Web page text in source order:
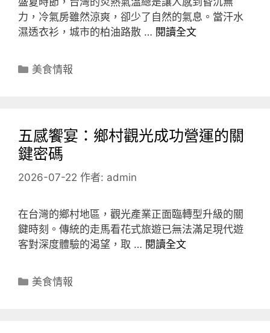
力，冷氣房雖然涼爽，卻少了自然的氣息。當汗水
濕透衣衫，城市的柏油路散 … 閱讀全文
分
美食情報
五感饗宴：鄉村觀光成功營運的關
鍵密碼
2026-07-22 作者: admin
在台灣的鄉村地區，觀光產業正面臨轉型升級的關
鍵時刻。傳統的走馬看花式旅遊已無法滿足現代遊
客對深度體驗的渴望，取 … 閱讀全文
分
美食情報